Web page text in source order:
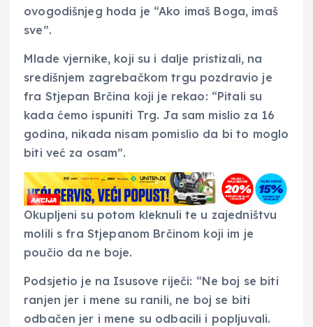
ovogodišnjeg hoda je “Ako imaš Boga, imaš
sve”.
Mlade vjernike, koji su i dalje pristizali, na
središnjem zagrebačkom trgu pozdravio je
fra Stjepan Brčina koji je rekao: “Pitali su
kada ćemo ispuniti Trg. Ja sam mislio za 16
godina, nikada nisam pomislio da bi to moglo
biti već za osam”.
Okupljeni su potom kleknuli te u zajedništvu
molili s fra Stjepanom Brčinom koji im je
poučio da ne boje.
Podsjetio je na Isusove riječi: “Ne boj se biti
ranjen jer i mene su ranili, ne boj se biti
odbačen jer i mene su odbacili i popljuvali.